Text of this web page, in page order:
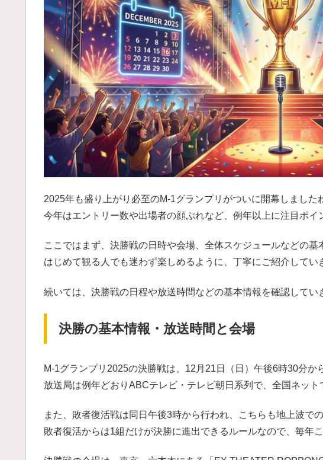
2025年も盛り上がり必至のM-1グランプリがついに開幕しました
今年はエントリー数や出場者の顔ぶれなど、例年以上に注目ポイ
ここではまず、決勝戦の日時や会場、全体スケジュールなどの基
はじめて観る人でも迷わず楽しめるように、丁寧にご紹介してい
続いては、決勝戦の日程や放送時間などの基本情報を確認してい
決勝の基本情報・放送時間と会場
M-1グランプリ2025の決勝戦は、12月21日（日）午後6時30分か
放送局は例年どおりABCテレビ・テレビ朝日系列で、全国ネット
また、敗者復活戦は同日午後3時から行われ、こちらも地上波で
敗者復活からは1組だけが決勝に進出できるルールなので、毎年